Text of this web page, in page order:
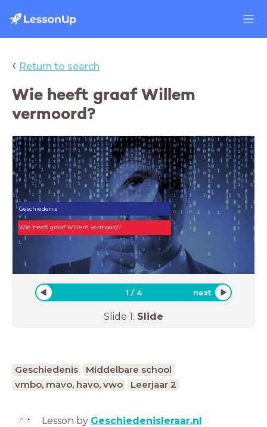
‹ Return to search
Wie heeft graaf Willem
vermoord?
Geschiedenis
Wie heeft graaf Willem vermoord?
1 / 4 next
Slide 1: Slide
Geschiedenis
Middelbare school
vmbo, mavo, havo, vwo
Leerjaar 2
Lesson by Geschiedenisleraar.nl